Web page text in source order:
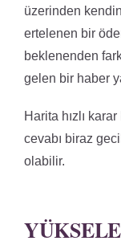
üzerinden
ertelenen bir
beklenenden
gelen bir haber
Harita hızlı
cevabı biraz
olabilir.